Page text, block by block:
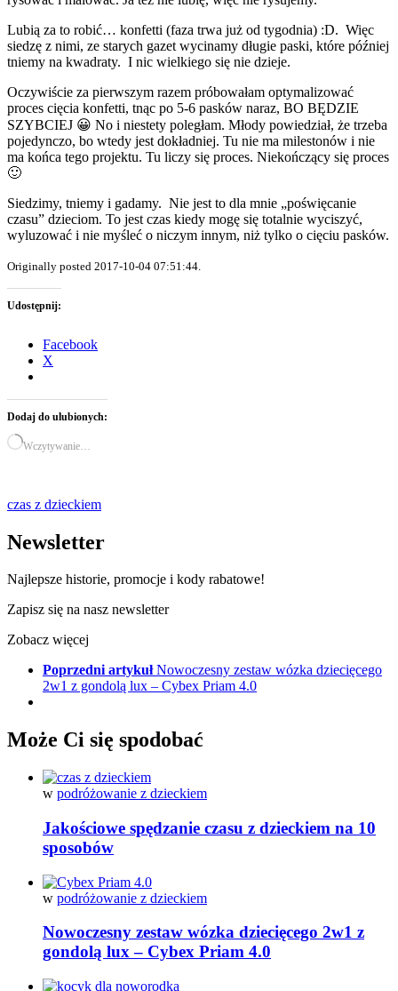
Lubią za to robić… konfetti (faza trwa już od tygodnia) :D. Więc
siedzę z nimi, ze starych gazet wycinamy długie paski, które później
tniemy na kwadraty. I nic wielkiego się nie dzieje.
Oczywiście za pierwszym razem próbowałam optymalizować
proces cięcia konfetti, tnąc po 5-6 pasków naraz, BO BĘDZIE
SZYBCIEJ 😀 No i niestety poległam. Młody powiedział, że trzeba
pojedynczo, bo wtedy jest dokładniej. Tu nie ma milestonów i nie
ma końca tego projektu. Tu liczy się proces. Niekończący się proces
🙂
Siedzimy, tniemy i gadamy. Nie jest to dla mnie „poświęcanie
czasu” dzieciom. To jest czas kiedy mogę się totalnie wyciszyć,
wyluzować i nie myśleć o niczym innym, niż tylko o cięciu pasków.
Originally posted 2017-10-04 07:51:44.
Udostępnij:
Facebook
X
Dodaj do ulubionych:
Wczytywanie…
czas z dzieckiem
Newsletter
Najlepsze historie, promocje i kody rabatowe!
Zapisz się na nasz newsletter
Zobacz więcej
Poprzedni artykuł Nowoczesny zestaw wózka dziecięcego
2w1 z gondolą lux – Cybex Priam 4.0
Może Ci się spodobać
w podróżowanie z dzieckiem
Jakościowe spędzanie czasu z dzieckiem na 10
sposobów
w podróżowanie z dzieckiem
Nowoczesny zestaw wózka dziecięcego 2w1 z
gondolą lux – Cybex Priam 4.0